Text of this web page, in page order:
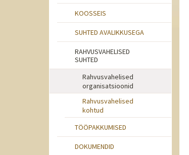
KOOSSEIS
SUHTED AVALIKKUSEGA
RAHVUSVAHELISED
SUHTED
Rahvusvahelised
organisatsioonid
Rahvusvahelised
kohtud
TÖÖPAKKUMISED
DOKUMENDID